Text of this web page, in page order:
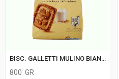
BISC. GALLETTI MULINO BIANCO
800 GR